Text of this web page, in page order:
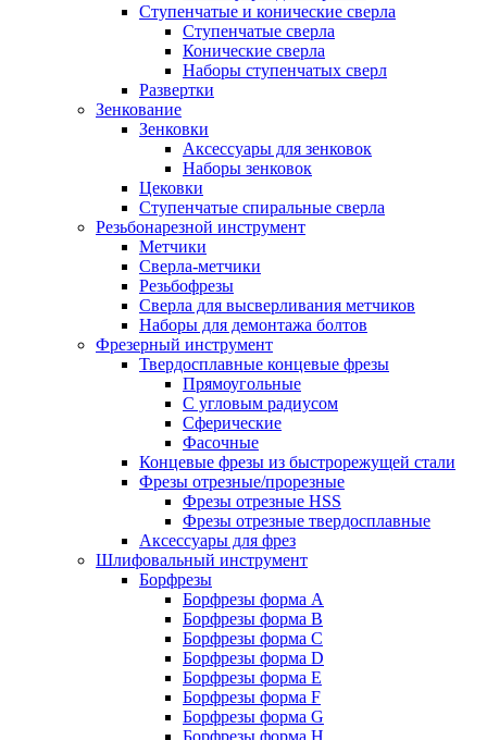
Ступенчатые и конические сверла
Ступенчатые сверла
Конические сверла
Наборы ступенчатых сверл
Развертки
Зенкование
Зенковки
Аксессуары для зенковок
Наборы зенковок
Цековки
Ступенчатые спиральные сверла
Резьбонарезной инструмент
Метчики
Сверла-метчики
Резьбофрезы
Сверла для высверливания метчиков
Наборы для демонтажа болтов
Фрезерный инструмент
Твердосплавные концевые фрезы
Прямоугольные
С угловым радиусом
Сферические
Фасочные
Концевые фрезы из быстрорежущей стали
Фрезы отрезные/прорезные
Фрезы отрезные HSS
Фрезы отрезные твердосплавные
Аксессуары для фрез
Шлифовальный инструмент
Борфрезы
Борфрезы форма A
Борфрезы форма B
Борфрезы форма C
Борфрезы форма D
Борфрезы форма E
Борфрезы форма F
Борфрезы форма G
Борфрезы форма H